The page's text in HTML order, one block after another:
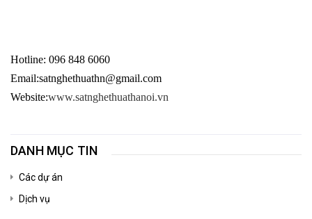
Hotline: 096 848 6060
Email:satnghethuathn@gmail.com
Website:www.satnghethuathanoi.vn
DANH MỤC TIN
Các dự án
Dịch vụ